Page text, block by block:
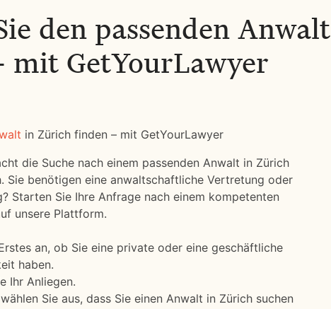
den passenden Anwalt
mit GetYourLawyer
in Zürich finden – mit GetYourLawyer
die Suche nach einem passenden Anwalt in Zürich
Sie benötigen eine anwaltschaftliche Vertretung oder
Starten Sie Ihre Anfrage nach einem kompetenten
unsere Plattform.
an, ob Sie eine private oder eine geschäftliche
haben.
Ihr Anliegen.
Sie aus, dass Sie einen Anwalt in Zürich suchen